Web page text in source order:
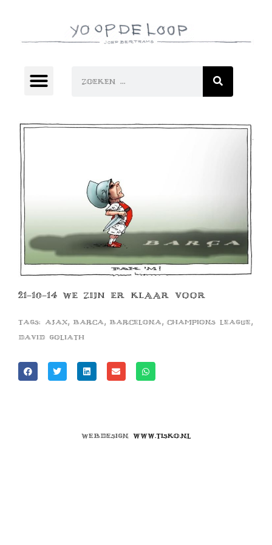
21-10-14 WE ZIJN ER KLAAR VOOR
Tags: ajax, barca, barcelona, champions league ,
david goliath
Webdesign www.tisko.nl